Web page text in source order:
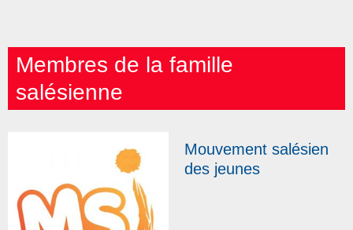
Membres de la famille
salésienne
Mouvement salésien
des jeunes